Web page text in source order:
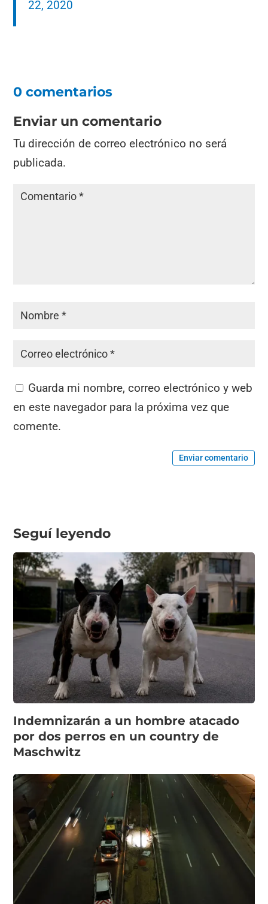
22, 2020
0 comentarios
Enviar un comentario
Tu dirección de correo electrónico no será
publicada.
Guarda mi nombre, correo electrónico y web
en este navegador para la próxima vez que
comente.
Enviar comentario
Seguí leyendo
Indemnizarán a un hombre atacado
por dos perros en un country de
Maschwitz